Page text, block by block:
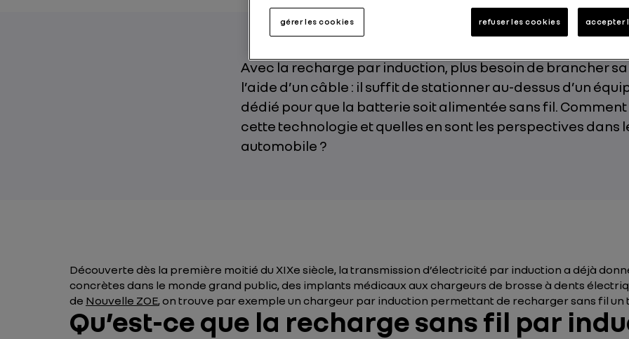
Avec la recharge par induction, plus besoin de brancher
l’aide d’un câble : il suffit de stationner au-dessus d’un
dédié pour que la batterie soit alimentée sans fil.
cette technologie et quelles en sont les perspectives dans
automobile ?
Découverte dès la première moitié du XIXe siècle, la transmission d’électricité par induction a déjà
concrètes dans le monde grand public, des implants médicaux aux chargeurs de brosse à dents
de Nouvelle ZOE, on trouve par exemple un chargeur par induction permettant de recharger sans fil
Qu’est-ce que la recharge sans fil par
gérer les cookies refuser les cookies accepter